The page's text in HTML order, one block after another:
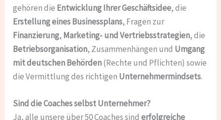
gehören die Entwicklung Ihrer Geschäftsidee, die
Erstellung eines Businessplans, Fragen zur
Finanzierung, Marketing- und Vertriebsstrategien, die
Betriebsorganisation, Zusammenhängen und Umgang
mit deutschen Behörden(Rechte und Pflichten) sowie
die Vermittlung des richtigen Unternehmermindsets.
Sind die Coaches selbst Unternehmer?
Ja, alle unsere über 50 Coaches sinderfolgreiche